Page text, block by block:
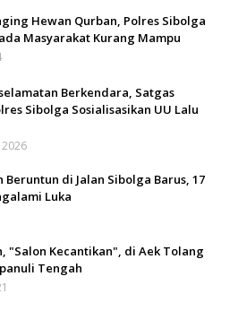
Hewan Qurban, Polres Sibolga
Masyarakat Kurang Mampu
Berkendara, Satgas
Sibolga Sosialisasikan UU Lalu
Beruntun di Jalan Sibolga Barus, 17
Luka
"Salon Kecantikan", di Aek Tolang
Tengah